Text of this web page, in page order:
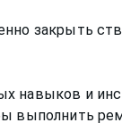
закрыть
навыков и
выполнить